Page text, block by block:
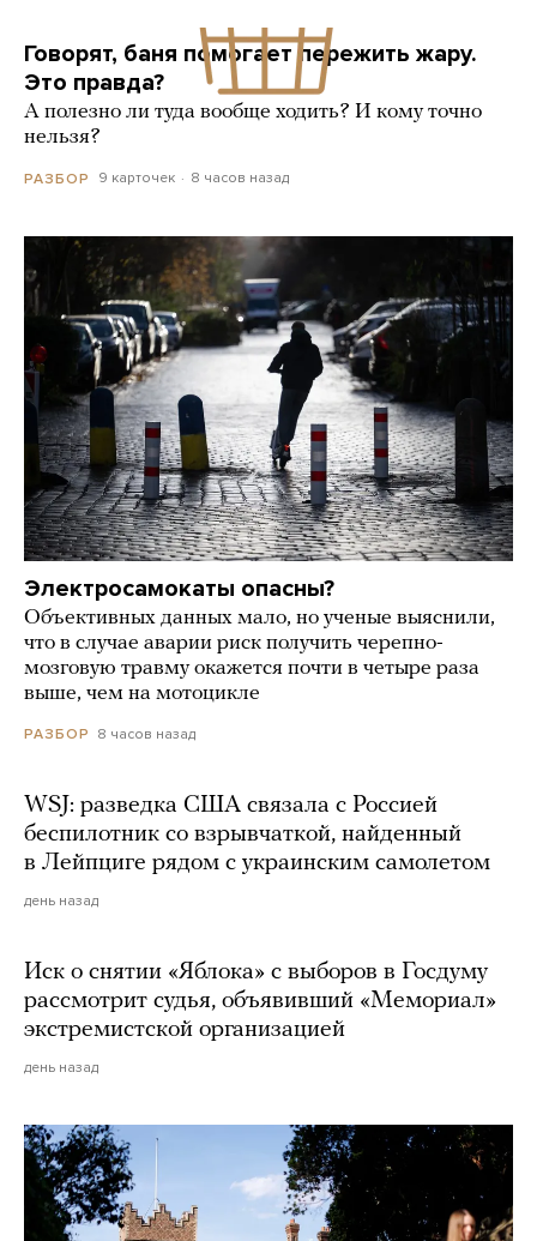
Говорят, баня помогает пережить жару.
Это правда?
А полезно ли туда вообще ходить? И кому точно
нельзя?
РАЗБОР 9 карточек 8 часов назад
Электросамокаты опасны?
Объективных данных мало, но ученые выяснили,
что в случае аварии риск получить черепно-
мозговую травму окажется почти в четыре раза
выше, чем на мотоцикле
РАЗБОР 8 часов назад
WSJ: разведка США связала с Россией
беспилотник со взрывчаткой, найденный
в Лейпциге рядом с украинским самолетом
день назад
Иск о снятии «Яблока» с выборов в Госдуму
рассмотрит судья, объявивший «Мемориал»
экстремистской организацией
день назад